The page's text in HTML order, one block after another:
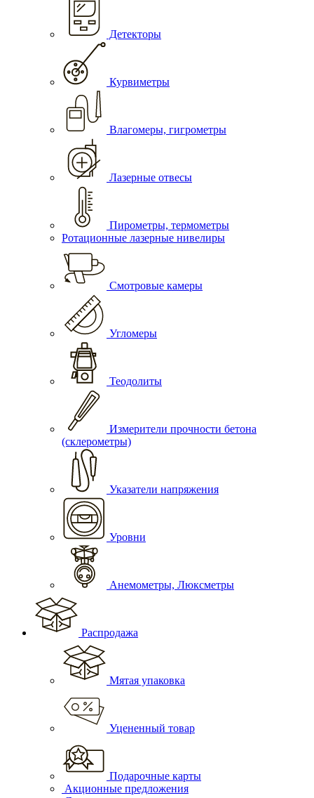
Детекторы
Курвиметры
Влагомеры, гигрометры
Лазерные отвесы
Пирометры, термометры
Ротационные лазерные нивелиры
Смотровые камеры
Угломеры
Теодолиты
Измерители прочности бетона
(склерометры)
Указатели напряжения
Уровни
Анемометры, Люксметры
Распродажа
Мятая упаковка
Уцененный товар
Подарочные карты
Акционные предложения